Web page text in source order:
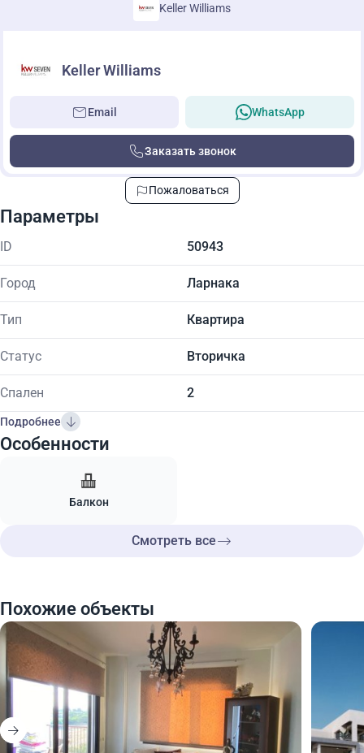
Keller Williams
Keller Williams
Email WhatsApp
Заказать звонок
Пожаловаться
Параметры
ID 50943
Город Ларнака
Тип Квартира
Статус Вторичка
Спален 2
Подробнее
Особенности
Балкон
Смотреть все
Похожие объекты